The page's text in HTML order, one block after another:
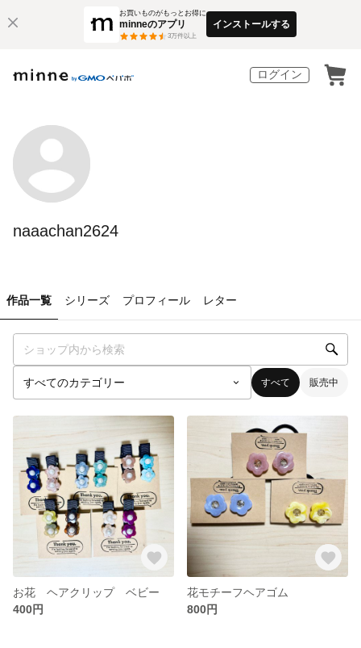
お買いものがもっとお得に
minneのアプリ
3万件以上
インストールする
ログイン
naaachan2624
作品一覧 シリーズ プロフィール レター
すべて 販売中
お花 ヘアクリップ ベビー
400円
花モチーフヘアゴム
800円